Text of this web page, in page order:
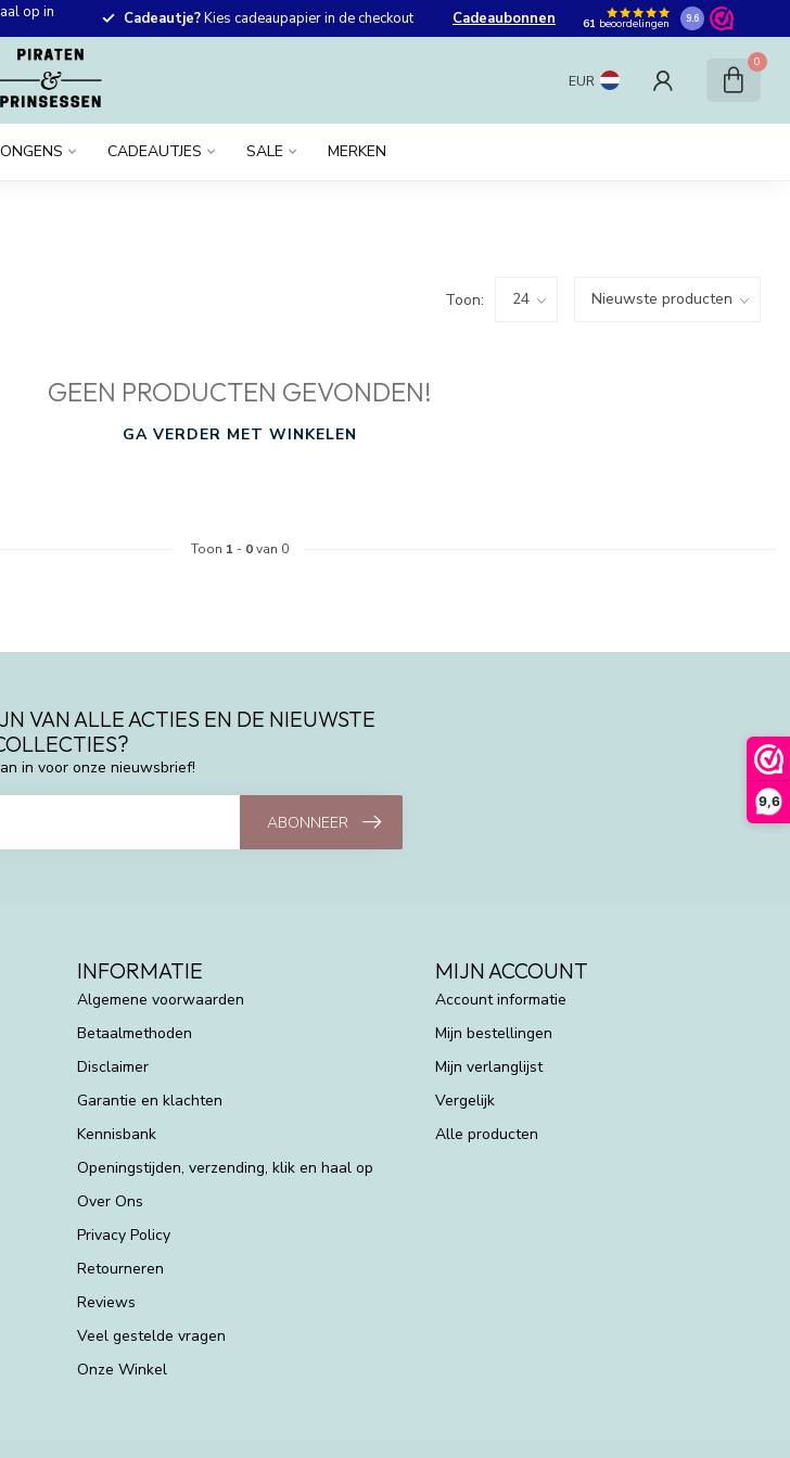
9,6
op in Cadeautje?Kies cadeaupapier in de checkout Cadeaubonnen 61 beoordelingen 9.6
EUR
0
CADEAUTJES SALE MERKEN
Toon:
GEEN PRODUCTEN GEVONDEN!
GA VERDER MET WINKELEN
Toon 1 - 0van 0
VAN ALLE ACTIES EN DE NIEUWSTE
in voor onze nieuwsbrief!
ABONNEER
INFORMATIE
Algemene voorwaarden
Betaalmethoden
Disclaimer
Garantie en klachten
Kennisbank
Openingstijden, verzending, klik en haal op
Over Ons
Privacy Policy
Retourneren
Reviews
Veel gestelde vragen
Onze Winkel
MIJN ACCOUNT
Account informatie
Mijn bestellingen
Mijn verlanglijst
Vergelijk
Alle producten